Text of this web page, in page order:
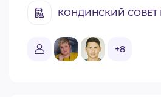
КОНДИНСКИЙ СОВЕТ
+8